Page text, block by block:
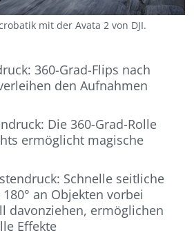
mit der Avata 2 von DJI.
360-Grad-Flips nach
den Aufnahmen
Die 360-Grad-Rolle
ermöglicht magische
Schnelle seitliche
an Objekten vorbei
davonziehen, ermöglichen
Effekte